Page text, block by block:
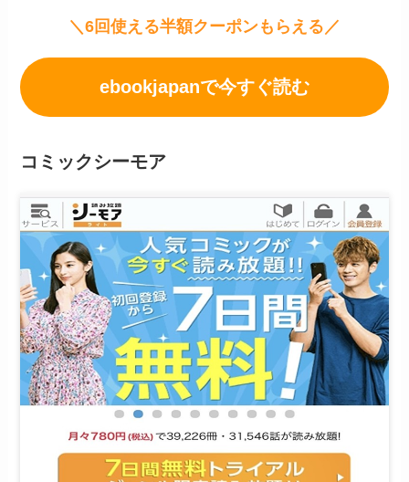
＼6回使える半額クーポンもらえる／
ebookjapanで今すぐ読む
コミックシーモア